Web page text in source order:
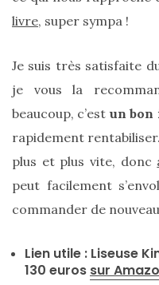
DIY/Recettes
(15)
Lecture/Séries
(13)
Vie
quotidienne/
(61)
Mode
(502)
livre, super sympa !
Je suis très satisfaite
je vous la
beaucoup, c’est un bon
rapidement
plus et plus vite, donc
peut facilement
commander de
Lien utile : Liseuse
130 euros sur